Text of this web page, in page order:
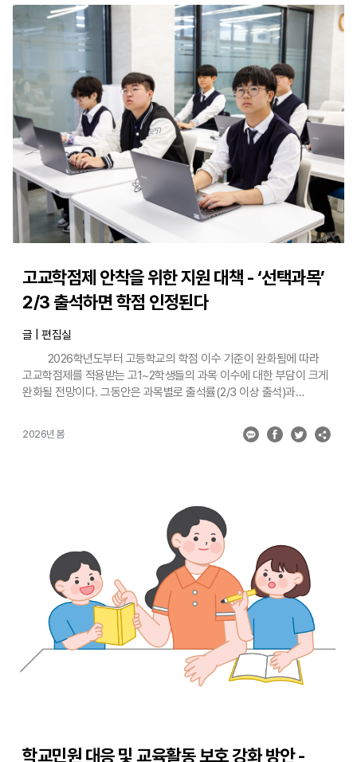
발전시켜, 학교와 지역사회가 함께 희망하는 초등학생에게 사각지대
없는 돌봄을 제공하고, 돌봄보다 교육에 대한 수요가 큰 초등학교
3학년 이상 학생*의 방과후 교육 참여를 중점 지원한다. [ 표 ] 온동네
초등돌봄‧교육 도입 이후 달라지는 점 * 초3～6은 돌봄 수요(’25년
참여율: 초3 6.0%, 초4 2.2%, 초5 1.0%, 초6 0.8%)를 고려하여
사각지대 해소 중심 지원 온동네 초등돌봄·교육 추진 방안을
구체적으로 살펴보면 첫째, 교육부는 지역사회-학교 초등돌봄‧교육
협력 체계를 구축해 나간다는 계획이다. 각 지역에서 지자체와 학교가
함께 돌봄‧교육을 제공하고, 관계 부처는 지역별 수요에 맞는 지원을
제공하는 방식이다. 이를 위해 중앙에서는 관계 부처가 참여하는
온동네 초등돌봄‧교육협의체를 운영하고, 전체 광역‧기초지자체에서는
지자체, 교육(지원)청 등이 참여하는 ‘지역 초등돌봄‧교육협의체’를
운영한다. 또한, 학교 현장과 인근 지역 돌봄기관 간의 협의체 운영도
활성화할 계획이다. 교육부는 지역별 협의체 운영을 활성화하기 위해
2026년부터 협의체 운영비(총액 100억 원)도 지원한다.
고교학점제 안착을 위한 지원 대책 - ‘선택과목’
2/3 출석하면 학점 인정된다
글 | 편집실
2026학년도부터 고등학교의 학점 이수 기준이 완화됨에 따라
고교학점제를 적용받는 고1~2학생들의 과목 이수에 대한 부담이 크게
완화될 전망이다. 그동안은 과목별로 출석률(2/3 이상 출석)과
학점을 취득할 수 있었다. 그러나 새 학기부터는 ‘선택과목의 학점 이수
기준’에서 학업성취율을 제외하고 출석률만을 적용하도록 변경된다.
반영하며, 창의적 체험활동은 학년별 수업일수의 2/3 이상을 출석한
경우, 해당 학년에 편성된 창의적 체험활동의 이수 학점을 충족한
것으로 인정한다. 교육부는 국가교육위원회에서 고등학교의 학점
이수기준 완화에 관한 사항이 심의·의결됨에 따라 이러한 내용을 담은
고교학점제 안착을 위한 지원 대책을 발표했다. 과목 미이수 시 온라인
콘텐츠를 통해 학점을 취득할 수 있도록 플랫폼을 개발해 과목 이수에
대한 학생과 학교의 부담도 줄인다. 2026학년도부터 공통과목을
대상으로 ‘온라인 보충과정’ 플랫폼을 운영하며, 오는 2학기에는
선택과목까지 단계적으로 확대해 나갈 계획이다. 학생들의 과목
선택의 기회를 확대할 수 있도록 온라인학교와 공동교육과정 거점학교
등에 정규 교원을 추가 배치(’26. 777명)하고, 농산어촌·소규모 학교
2026년 봄
학교민원 대응 및 교육활동 보호 강화 방안 -